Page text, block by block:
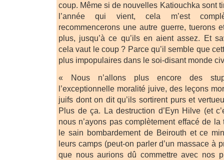
coup. Même si de nouvelles Katiouchka sont
l’année qui vient, cela m’est
recommencerons une autre guerre, tuerons
plus, jusqu’à ce qu’ils en aient assez. Et
cela vaut le coup ? Parce qu’il semble que
plus impopulaires dans le soi-disant monde
« Nous n’allons plus encore des
l’exceptionnelle moralité juive, des leçons
juifs dont on dit qu’ils sortirent purs et
Plus de ça. La destruction d’Eyn Hilve (et
nous n’ayons pas complètement effacé de
le sain bombardement de Beirouth et ce
leurs camps (peut-on parler d’un massace à
que nous aurions dû commettre avec nos